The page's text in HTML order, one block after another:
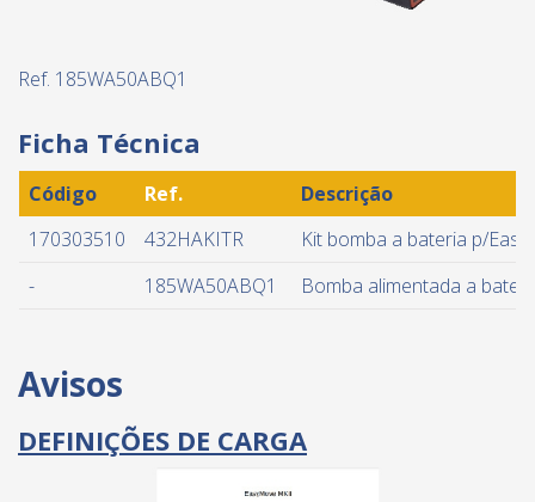
Ref. 185WA50ABQ1
Ficha Técnica
Código Ref.
Descrição
170303510
432HAKITR
Kit bomba a bateria p/
-
185WA50ABQ1 Bomba alimentada a
Avisos
DEFINIÇÕES DE CARGA